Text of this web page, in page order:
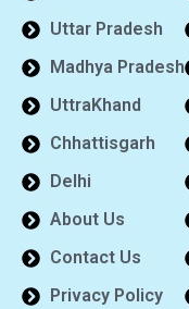
Uttar Pradesh
Madhya Pradesh
UttraKhand
Chhattisgarh
Delhi
About Us
Contact Us
Privacy Policy